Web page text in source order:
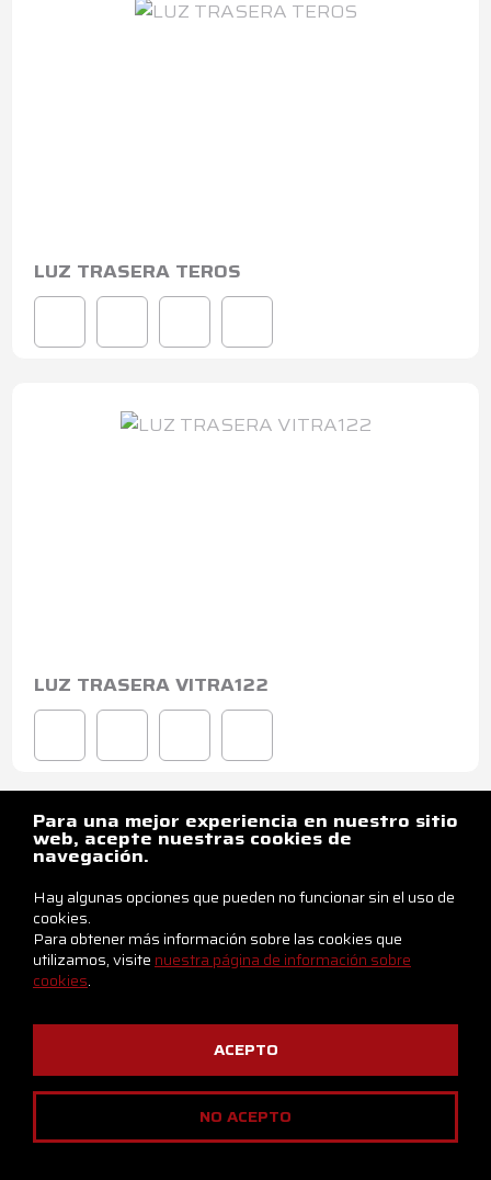
LUZ TRASERA TEROS
LUZ TRASERA VITRA122
LUZ TRASERA VITRA96
Para una mejor experiencia en nuestro sitio
web, acepte nuestras cookies de
navegación.
Hay algunas opciones que pueden no funcionar sin el uso de
cookies.
Para obtener más información sobre las cookies que
utilizamos, visite nuestra página de información sobre
cookies.
ACEPTO
NO ACEPTO